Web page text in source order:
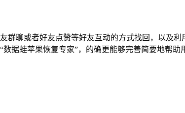
聊或者好友点赞等好友互动的方式找回，以及
据蛙苹果恢复专家”，的确更能够完善简要地帮助